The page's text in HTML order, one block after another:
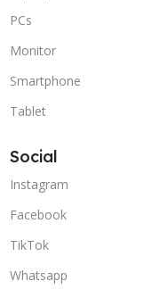
PCs
Monitor
Smartphone
Tablet
Social
Instagram
Facebook
TikTok
Whatsapp